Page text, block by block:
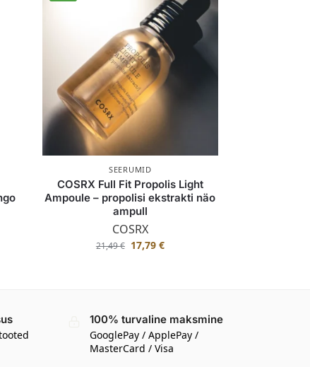
SEERUMID
COSRX Full Fit Propolis Light
Ampoule – propolisi ekstrakti näo
ampull
COSRX
21,49€ 17,79 €
100% turvaline maksmine
GooglePay / ApplePay /
MasterCard / Visa